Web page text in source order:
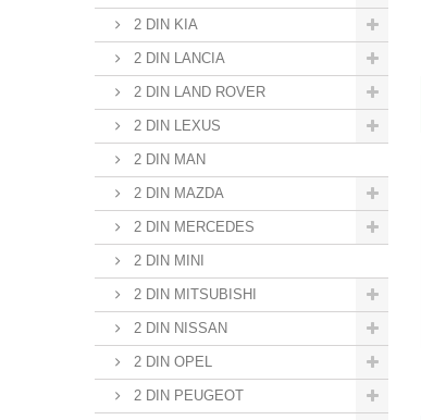
2 DIN KIA
2 DIN LANCIA
2 DIN LAND ROVER
2 DIN LEXUS
2 DIN MAN
2 DIN MAZDA
2 DIN MERCEDES
2 DIN MINI
2 DIN MITSUBISHI
2 DIN NISSAN
2 DIN OPEL
2 DIN PEUGEOT